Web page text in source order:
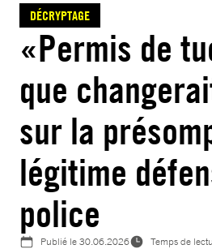
DÉCRYPTAGE
«Permis de
que
sur la
légitime
police
Publié le30.06.2026
Temps de